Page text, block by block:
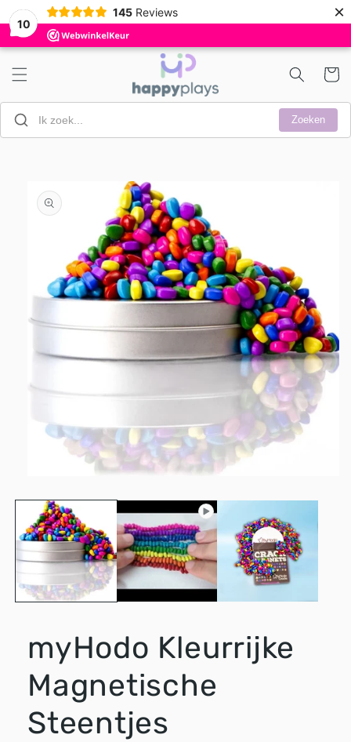
10
145 Reviews ×
Meteen
naar de
content
Zoeken
openen
modaal
myHodo Kleurrijke
Magnetische
Steentjes